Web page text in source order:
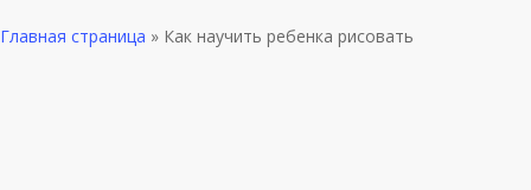
Главная страница » Как научить ребенка рисовать